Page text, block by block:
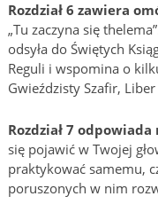
Rozdział 6 zawiera
„Tu zaczyna się
odsyła do Świętych
Reguli i wspomina o
Gwieździsty Szafir,
Rozdział 7
się pojawić w Twojej
praktykować samemu,
poruszonych w nim